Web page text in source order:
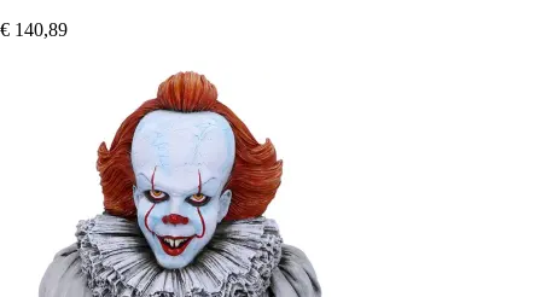
€ 140,89